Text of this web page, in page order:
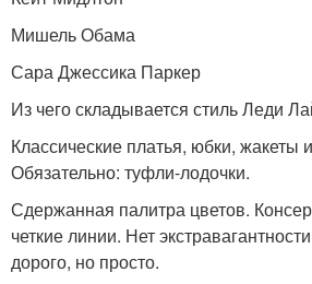
Мишель Обама
Сара Джессика Паркер
Из чего складывается стиль Леди
Классические платья, юбки, жакеты
Обязательно: туфли-лодочки.
Сдержанная палитра цветов.
четкие линии. Нет
дорого, но просто.